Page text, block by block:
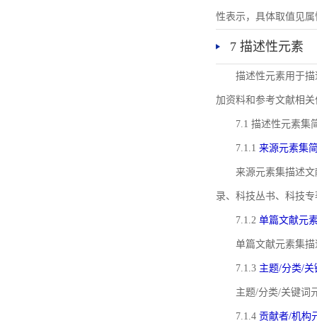
性表示，具体取值见属
7 描述性元素
描述性元素用于
加资料和参考文献相
7.1 描述性元素集
7.1.1 来源元素集
来源元素集描述
录、科技丛书、科技
7.1.2 单篇文献元
单篇文献元素集
7.1.3 主题/分类/
主题/分类/关键词
7.1.4 贡献者/机构